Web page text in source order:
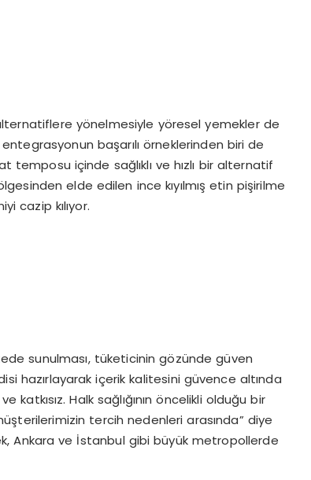
yönelmesiyle yöresel yemekler de
başarılı örneklerinden biri de
içinde sağlıklı ve hızlı bir alternatif
elde edilen ince kıyılmış etin pişirilme
cazip kılıyor.
sunulması, tüketicinin gözünde güven
hazırlayarak içerik kalitesini güvence altında
Halk sağlığının öncelikli olduğu bir
tercih nedenleri arasında” diye
Ankara ve İstanbul gibi büyük metropollerde